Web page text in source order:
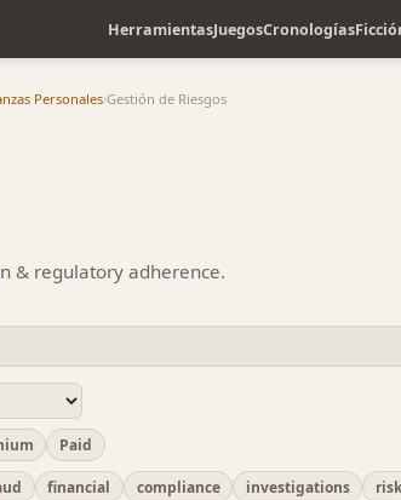
HerramientasJuegosCronologías
Personales›Gestión de Riesgos
& regulatory adherence.
Paid
financial compliance investigations risk